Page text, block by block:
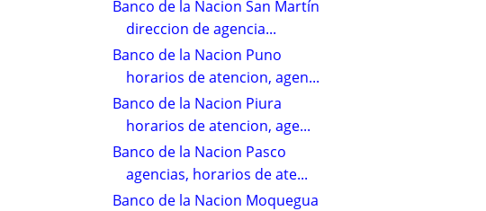
Banco de la Nacion San Martín
direccion de agencia...
Banco de la Nacion Puno
horarios de atencion, agen...
Banco de la Nacion Piura
horarios de atencion, age...
Banco de la Nacion Pasco
agencias, horarios de ate...
Banco de la Nacion Moquegua